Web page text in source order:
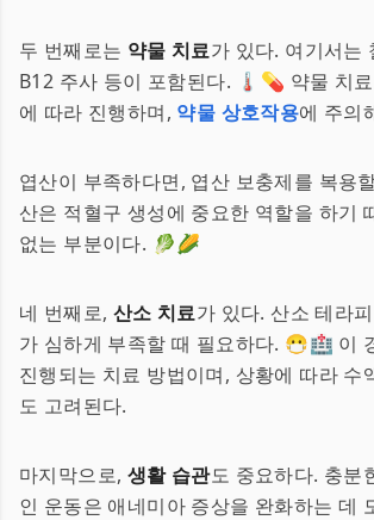
두 번째로는 약물 치료가 있다. 여기서는
B12 주사 등이 포함된다. 🌡️💊 약물 치료
에 따라 진행하며, 약물 상호작용에 주의
엽산이 부족하다면, 엽산 보충제를 복용
산은 적혈구 생성에 중요한 역할을 하기
없는 부분이다. 🥬🌽
네 번째로, 산소 치료가 있다. 산소 테라
가 심하게 부족할 때 필요하다. 😷🏥 이
진행되는 치료 방법이며, 상황에 따라 수
도 고려된다.
마지막으로, 생활 습관도 중요하다. 충분
인 운동은 애네미아 증상을 완화하는 데